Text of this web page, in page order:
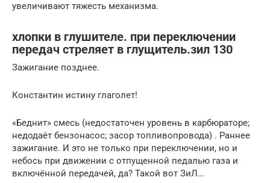
увеличивают тяжесть механизма.
хлопки в глушителе. при переключении
передач стреляет в глущитель.зил 130
Зажигание позднее.
Константин истину глаголет!
«Беднит» смесь (недостаточен уровень в карбюраторе;
недодаёт бензонасос; засор топливопровода) . Раннее
зажигание. И это не только при переключении, но и
небось при движении с отпущенной педалью газа и
включённой передачей, да? Такой вот ЗиЛ…